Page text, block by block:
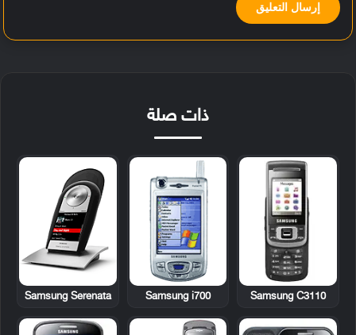
ذات صلة
Samsung C3110
Samsung i700
Samsung Serenata